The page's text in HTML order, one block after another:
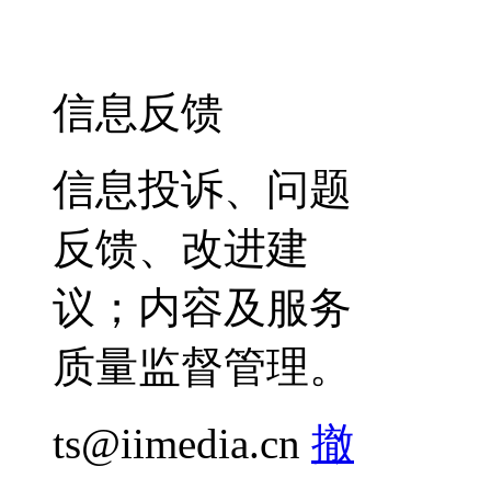
信息反馈
信息投诉、问题
反馈、改进建
议；内容及服务
质量监督管理。
ts@iimedia.cn 撤